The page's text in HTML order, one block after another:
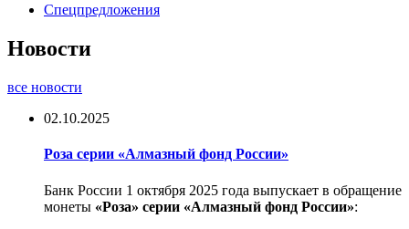
Спецпредложения
Новости
все новости
02.10.2025
Роза серии «Алмазный фонд России»
Банк России 1 октября 2025 года выпускает в обращение
монеты «Роза» серии «Алмазный фонд России»: